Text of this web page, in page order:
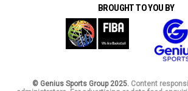
BROUGHT TO YOU BY
© Genius Sports Group 2025. Content